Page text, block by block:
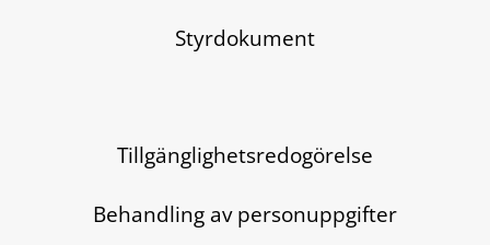
Styrdokument
Tillgänglighetsredogörelse
Behandling av personuppgifter